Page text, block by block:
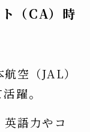
（CA）時
空（JAL）
躍。
語力やコ